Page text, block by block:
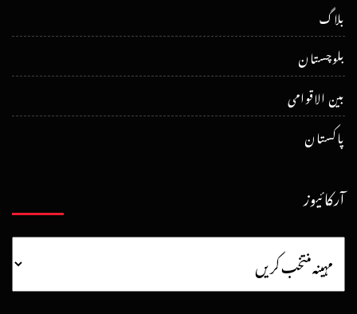
بلاگ
بلوچستان
بین الاقوامی
پاکستان
آرکائیوز